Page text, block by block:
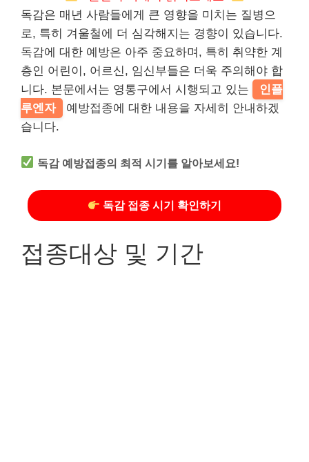
독감은 매년 사람들에게 큰 영향을 미치는 질병으
로, 특히 겨울철에 더 심각해지는 경향이 있습니다.
독감에 대한 예방은 아주 중요하며, 특히 취약한 계
층인 어린이, 어르신, 임신부들은 더욱 주의해야 합
니다. 본문에서는 영통구에서 시행되고 있는
인플
루엔자
예방접종에 대한 내용을 자세히 안내하겠
습니다.
독감 예방접종의 최적 시기를 알아보세요!
독감 접종 시기 확인하기
접종대상 및 기간